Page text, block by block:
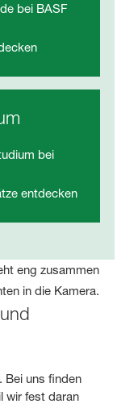
bei BASF
bei
entdecken
Bei uns finden
wir fest daran